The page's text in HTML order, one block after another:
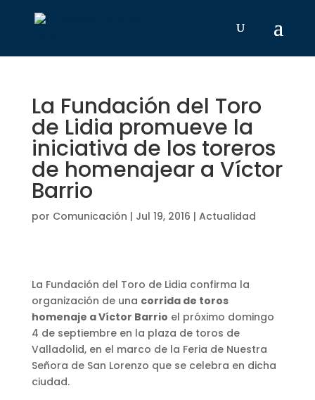
La Fundación del Toro
de Lidia promueve la
iniciativa de los toreros
de homenajear a Víctor
Barrio
por Comunicación | Jul 19, 2016 | Actualidad
La Fundación del Toro de Lidia confirma la
organización de una corrida de toros
homenaje a Víctor Barrio el próximo domingo
4 de septiembre en la plaza de toros de
Valladolid, en el marco de la Feria de Nuestra
Señora de San Lorenzo que se celebra en dicha
ciudad.